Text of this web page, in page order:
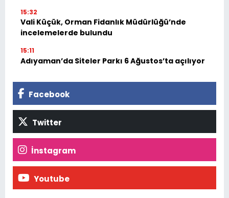
15:32
Vali Küçük, Orman Fidanlık Müdürlüğü’nde
incelemelerde bulundu
15:11
Adıyaman’da Siteler Parkı 6 Ağustos’ta açılıyor
Facebook
Twitter
İnstagram
Youtube